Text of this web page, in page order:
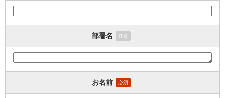
部署名 任意
お名前 必須